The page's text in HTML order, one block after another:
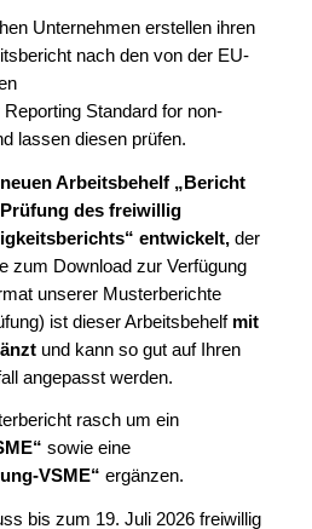
Unternehmen erstellen ihren
nach den von der EU-
Standard for non-
lassen diesen prüfen.
neuen Arbeitsbehelf „Bericht
des freiwillig
entwickelt,der
zum Download zur Verfügung
unserer Musterberichte
ist dieser Arbeitsbehelf mit
und kann so gut auf Ihren
angepasst werden.
rasch um ein
sowie eine
VSME“ ergänzen.
bis zum 19. Juli 2026 freiwillig